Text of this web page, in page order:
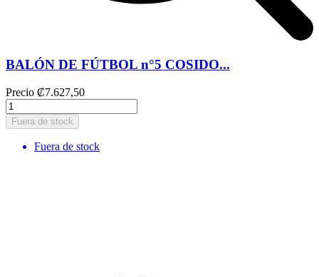
BALÓN DE FÚTBOL n°5 COSIDO...
Precio ₡7.627,50
Fuera de stock
Fuera de stock